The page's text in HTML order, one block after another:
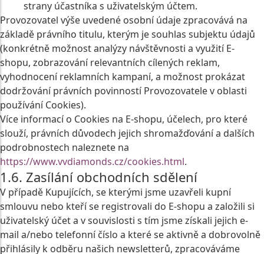
strany účastníka s uživatelským účtem.
Provozovatel výše uvedené osobní údaje zpracovává na
základě právního titulu, kterým je souhlas subjektu údajů
(konkrétně možnost analýzy návštěvnosti a využití E-
shopu, zobrazování relevantních cílených reklam,
vyhodnocení reklamních kampaní, a možnost prokázat
dodržování právních povinností Provozovatele v oblasti
používání Cookies).
Více informací o Cookies na E-shopu, účelech, pro které
slouží, právních důvodech jejich shromažďování a dalších
podrobnostech naleznete na
https://www.vvdiamonds.cz/cookies.html.
1.6. Zasílání obchodních sdělení
V případě Kupujících, se kterými jsme uzavřeli kupní
smlouvu nebo kteří se registrovali do E-shopu a založili si
uživatelský účet a v souvislosti s tím jsme získali jejich e-
mail a/nebo telefonní číslo a které se aktivně a dobrovolně
přihlásily k odběru našich newsletterů, zpracováváme